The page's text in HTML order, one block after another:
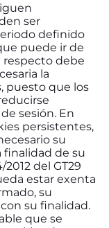
ser
definido
puede ir de
respecto debe
la
puesto que los
sesión. En
persistentes,
su
de su
del GT29
estar exenta
su
su finalidad.
que se